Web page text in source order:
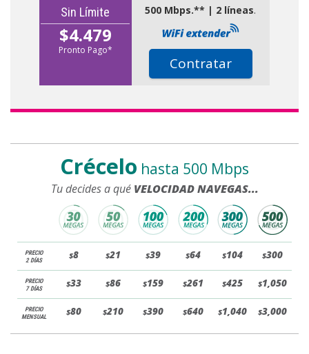
Sin Límite
$4.479
Pronto Pago*
500 Mbps.** | 2 líneas.
Contratar
Crécelo hasta 500 Mbps
Tu decides a qué VELOCIDAD NAVEGAS...
PRECIO
2 DÍAS
$8 $21 $39 $64 $104 $300
PRECIO
7 DÍAS
$33 $86 $159 $261 $425 $1,050
PRECIO
MENSUAL
$80 $210 $390 $640 $1,040 $3,000